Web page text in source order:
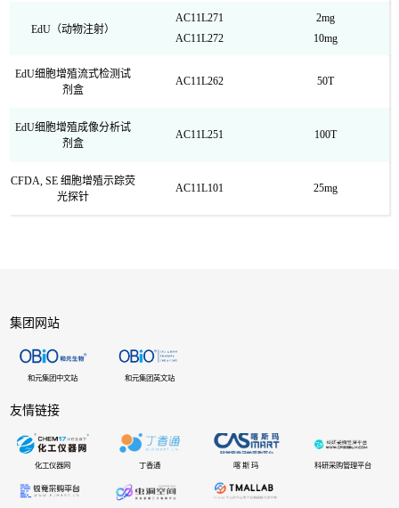
EdU（动物注射）
AC11L271
AC11L272
2mg
10mg
EdU细胞增殖流式检测试
剂盒
AC11L262 50T
EdU细胞增殖成像分析试
剂盒
AC11L251 100T
CFDA, SE 细胞增殖示踪荧
光探针
AC11L101 25mg
集团网站
和元集团中文站 和元集团英文站
友情链接
化工仪器网 丁香通 喀 斯 玛 科研采购管理平台